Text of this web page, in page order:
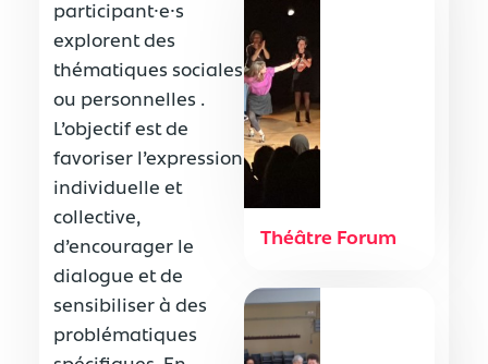
participant⸱e⸱s
explorent des
thématiques sociales
ou personnelles .
L’objectif est de
favoriser l’expression
individuelle et
collective,
d’encourager le
dialogue et de
sensibiliser à des
problématiques
Théâtre Forum